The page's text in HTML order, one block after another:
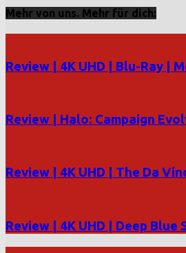
Mehr von uns. Mehr für dich:
Review | 4K UHD | Blu-Ray |
Review | Halo: Campaign
Review | 4K UHD | The Da
Review | 4K UHD | Deep Blue